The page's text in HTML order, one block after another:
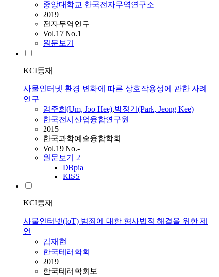
중앙대학교 한국전자무역연구소
2019
전자무역연구
Vol.17 No.1
원문보기
KCI등재
사물인터넷 환경 변화에 따른 상호작용성에 관한 사례
연구
엄주희(Um, Joo Hee),박정기(Park, Jeong Kee)
한국전시산업융합연구원
2015
한국과학예술융합학회
Vol.19 No.-
원문보기 2
DBpia
KISS
KCI등재
사물인터넷(IoT) 범죄에 대한 형사법적 해결을 위한 제
언
김재현
한국테러학회
2019
한국테러학회보